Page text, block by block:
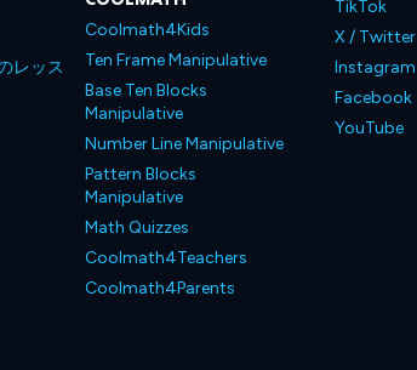
レッス
Coolmath4Kids
Ten Frame Manipulative
Base Ten Blocks
Manipulative
Number Line Manipulative
Pattern Blocks
Manipulative
Math Quizzes
Coolmath4Teachers
Coolmath4Parents
TikTok
X / Twitter
Instagram
Facebook
YouTube